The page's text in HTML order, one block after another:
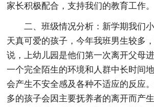
家长积极配合，支持我们的教育工作。
二、班级情况分析：新学期我们
天真可爱的孩子，今年我班男生较多
说，上幼儿园是他们第一次离开父母
一个完全陌生的环境和人群中长时间
会产生不安全感及各种不适应的反应
多的孩子会因主要抚养者的离开而产